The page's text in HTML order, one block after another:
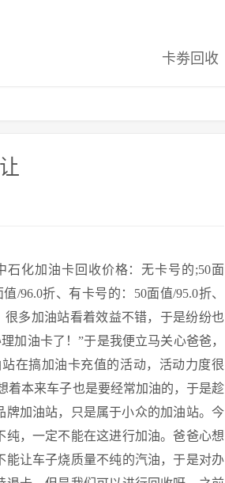
卡劵回收
化加油卡回收价格：无卡号的;50面
/96.0折、有卡号的：50面值/95.0折、
多加油站看着效益不错，于是纷纷也
加油卡了！”于是我便立马关心爸爸，
在搞加油卡充值的活动，活动力度很
着本来车子也是要经常加油的，于是趁
牌加油站，只是属于小众的加油站。今
，一定不能在这进行加油。爸爸心想
让车子烧质量不纯的汽油，于是对办